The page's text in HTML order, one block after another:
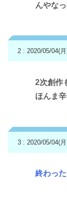
んやな
2 : 2020/05/04(
2次創作
ほんま
3 : 2020/05/04(
終わっ